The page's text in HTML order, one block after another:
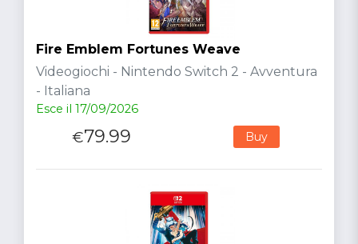
Fire Emblem Fortunes Weave
Videogiochi - Nintendo Switch 2 - Avventura
- Italiana
Esce il 17/09/2026
€79.99 Buy